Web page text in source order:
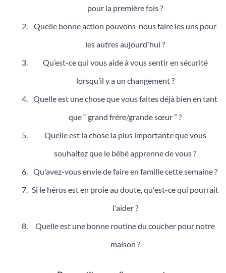
pour la première fois ?
Quelle bonne action pouvons-nous faire les uns pour
les autres aujourd'hui ?
Qu’est-ce qui vous aide à vous sentir en sécurité
lorsqu’il y a un changement ?
Quelle est une chose que vous faites déjà bien en tant
que “ grand frère/grande sœur ” ?
Quelle est la chose la plus importante que vous
souhaitez que le bébé apprenne de vous ?
Qu'avez-vous envie de faire en famille cette semaine ?
Si le héros est en proie au doute, qu'est-ce qui pourrait
l'aider ?
Quelle est une bonne routine du coucher pour notre
maison ?